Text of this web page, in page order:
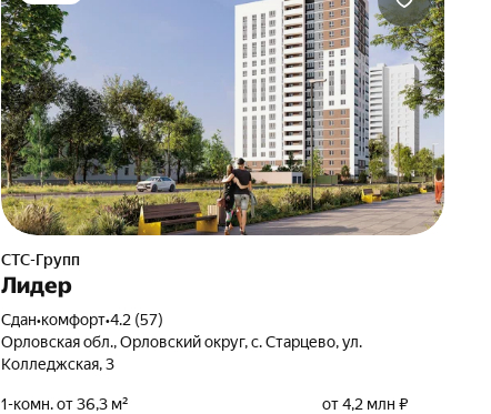
СТС-Групп
Лидер
Сдан•комфорт•4.2 (57)
Орловская обл., Орловский округ, с. Старцево, ул.
Колледжская, 3
1-комн. от 36,3 м²
от 4,2 млн ₽